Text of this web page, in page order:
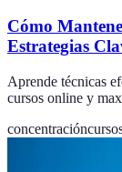
Cómo
Estrategias
Aprende técnicas
cursos online y
concentración